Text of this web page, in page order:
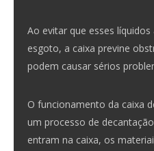
Ao evitar que esses
esgoto, a caixa previne
podem causar sérios
O funcionamento da caixa
um processo de
entram na caixa, os